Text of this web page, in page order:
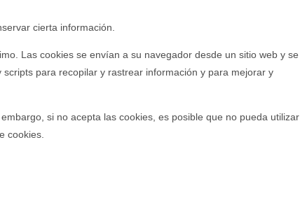
cierta información.
Las cookies se envían a su navegador desde un sitio web y se
para recopilar y rastrear información y para mejorar y
si no acepta las cookies, es posible que no pueda utilizar
cookies.